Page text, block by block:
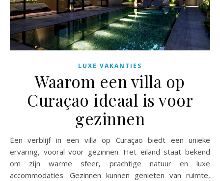
LUXE VAKANTIES
Waarom een villa op
Curaçao ideaal is voor
gezinnen
Een verblijf in een villa op Curaçao biedt een unieke
ervaring, vooral voor gezinnen. Het eiland staat bekend
om zijn warme sfeer, prachtige natuur en luxe
accommodaties. Gezinnen kunnen genieten van ruimte,